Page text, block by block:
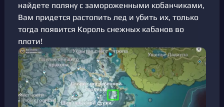
найдете поляну с замороженными кобанчиками,
Вам придется растопить лед и убить их, только
тогда появится Король снежных кабанов во
плоти!